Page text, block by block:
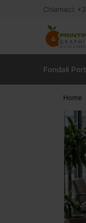
Chiamaci:
Fondali
Home